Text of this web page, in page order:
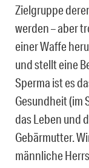
Zielgruppe
werden – aber
einer Waffe
und stellt eine
Sperma ist es
Gesundheit (im
das Leben und
Gebärmutter.
männliche